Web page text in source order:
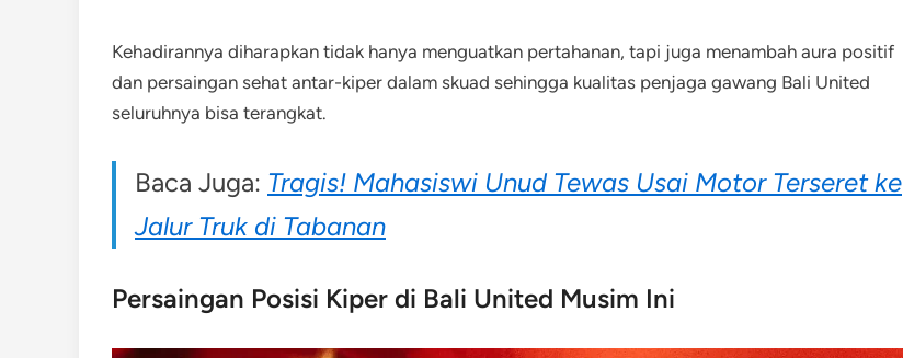
Kehadirannya diharapkan tidak hanya menguatkan pertahanan, tapi juga menambah aura positif
dan persaingan sehat antar-kiper dalam skuad sehingga kualitas penjaga gawang Bali United
seluruhnya bisa terangkat.
Baca Juga: Tragis! Mahasiswi Unud Tewas Usai Motor Terseret ke
Jalur Truk di Tabanan
Persaingan Posisi Kiper di Bali United Musim Ini